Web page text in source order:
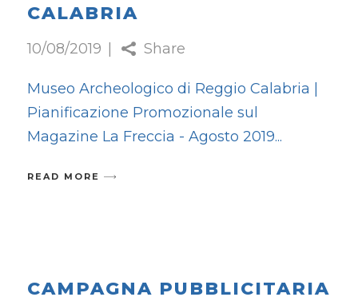
CALABRIA
10/08/2019 Share
Museo Archeologico di Reggio Calabria |
Pianificazione Promozionale sul
Magazine La Freccia - Agosto 2019
READ MORE
CAMPAGNA PUBBLICITARIA